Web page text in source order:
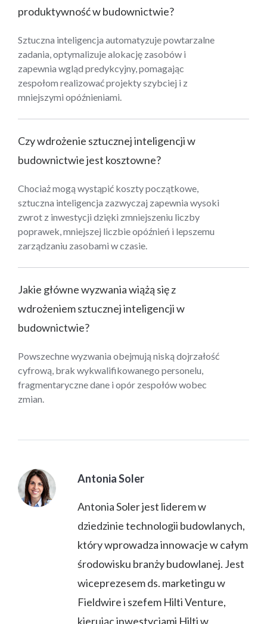
produktywność w budownictwie?
Sztuczna inteligencja automatyzuje powtarzalne
zadania, optymalizuje alokację zasobów i
zapewnia wgląd predykcyjny, pomagając
zespołom realizować projekty szybciej i z
mniejszymi opóźnieniami.
Czy wdrożenie sztucznej inteligencji w
budownictwie jest kosztowne?
Chociaż mogą wystąpić koszty początkowe,
sztuczna inteligencja zazwyczaj zapewnia wysoki
zwrot z inwestycji dzięki zmniejszeniu liczby
poprawek, mniejszej liczbie opóźnień i lepszemu
zarządzaniu zasobami w czasie.
Jakie główne wyzwania wiążą się z
wdrożeniem sztucznej inteligencji w
budownictwie?
Powszechne wyzwania obejmują niską dojrzałość
cyfrową, brak wykwalifikowanego personelu,
fragmentaryczne dane i opór zespołów wobec
zmian.
Antonia Soler
Antonia Soler jest liderem w
dziedzinie technologii budowlanych,
który wprowadza innowacje w całym
środowisku branży budowlanej. Jest
wiceprezesem ds. marketingu w
Fieldwire i szefem Hilti Venture,
kierując inwestycjami Hilti w